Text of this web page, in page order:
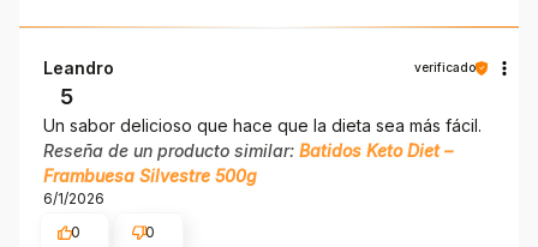
Leandro verificado
5
Un sabor delicioso que hace que la dieta sea más fácil.
Reseña de un producto similar: Batidos Keto Diet –
Frambuesa Silvestre 500g
6/1/2026
0
0